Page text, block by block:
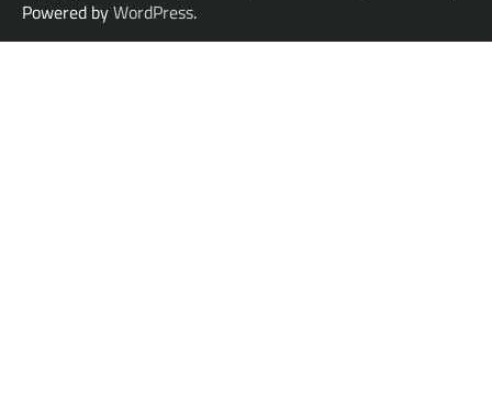
Powered byWordPress.